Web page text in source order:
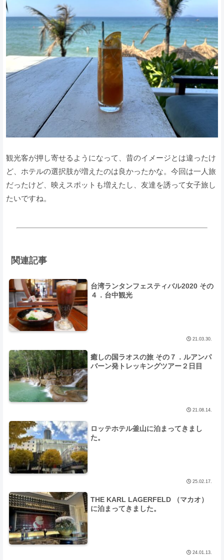
観光客が押し寄せるようになって、昔のイメージとは違ったけ
ど、ホテルの選択肢が増えたのは良かったかな。今回は一人旅
だったけど、映えスポットも増えたし、友達を誘って女子旅し
たいですね。
関連記事
台湾ランタンフェスティバル2020 その
４．台中観光
21.03.30.
癒しの国ラオスの旅 その７．ルアンパ
バーン発トレッキングツアー２日目
21.08.14.
ロッテホテル釜山に泊まってきまし
た。
25.02.17.
THE KARL LAGERFELD （マカオ）
に泊まってきました。
24.01.13.